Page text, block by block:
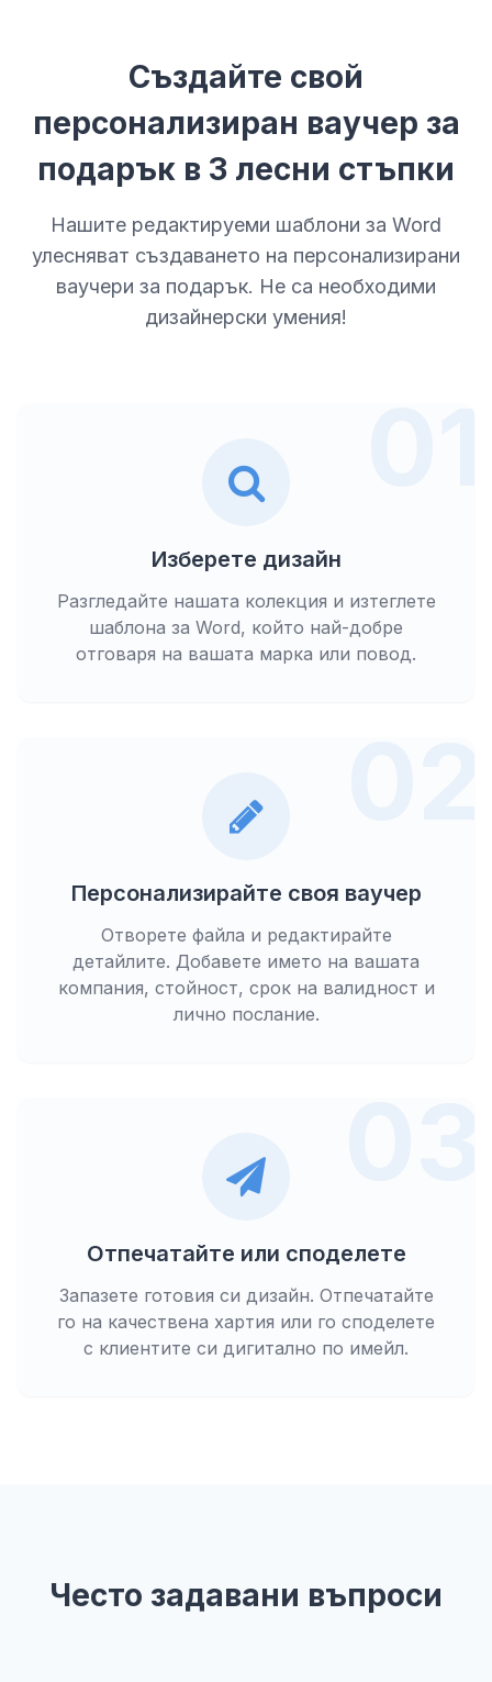
Създайте свой
персонализиран ваучер за
подарък в 3 лесни стъпки
Нашите редактируеми шаблони за Word
улесняват създаването на персонализирани
ваучери за подарък. Не са необходими
дизайнерски умения!
Изберете дизайн
Разгледайте нашата колекция и изтеглете
шаблона за Word, който най-добре
отговаря на вашата марка или повод.
Персонализирайте своя ваучер
Отворете файла и редактирайте
детайлите. Добавете името на вашата
компания, стойност, срок на валидност и
лично послание.
Отпечатайте или споделете
Запазете готовия си дизайн. Отпечатайте
го на качествена хартия или го споделете
с клиентите си дигитално по имейл.
Често задавани въпроси